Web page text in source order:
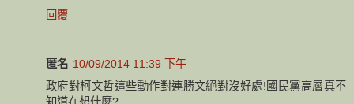
回覆
匿名 10/09/2014 11:39 下午
政府對柯文哲這些動作對連勝文絕對沒好處!國民黨高層真不